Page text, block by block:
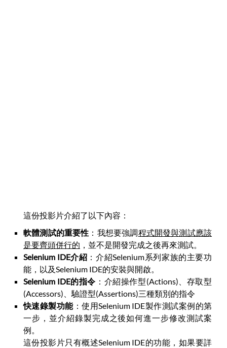
這份投影片介紹了以下內容：
軟體測試的重要性 ：我想要強調程式開發與測試應該
是要齊頭併行的 ，並不是開發完成之後再來測試。
Selenium IDE介紹 ：介紹Selenium系列家族的主要功
能，以及Selenium IDE的安裝與開啟。
Selenium IDE的指令 ：介紹操作型(Actions)、存取型
(Accessors)、驗證型(Assertions)三種類別的指令
快速錄製功能：使用Selenium IDE製作測試案例的第
一步，並介紹錄製完成之後如何進一步修改測試案
例。
這份投影片只有概述Selenium IDE的功能，如果要詳